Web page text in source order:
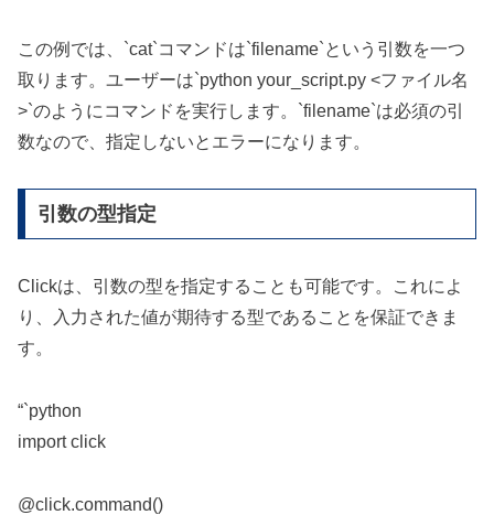
この例では、`cat`コマンドは`filename`という引数を一つ
取ります。ユーザーは`python your_script.py <ファイル名
>`のようにコマンドを実行します。`filename`は必須の引
数なので、指定しないとエラーになります。
引数の型指定
Clickは、引数の型を指定することも可能です。これによ
り、入力された値が期待する型であることを保証できま
す。
“`python
import click
@click.command()